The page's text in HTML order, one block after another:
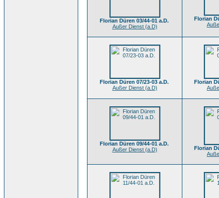
Florian Düren 03/44-01 a.D.
Außer Dienst (a.D)
Florian
Florian Düren 07/23-03 a.D.
Außer Dienst (a.D)
Florian
Florian Düren 09/44-01 a.D.
Außer Dienst (a.D)
Florian